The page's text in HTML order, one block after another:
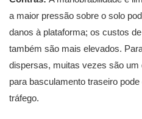
a maior pressão sobre o solo
danos à plataforma; os custos
também são mais elevados.
dispersas, muitas vezes são um
para basculamento traseiro
tráfego.